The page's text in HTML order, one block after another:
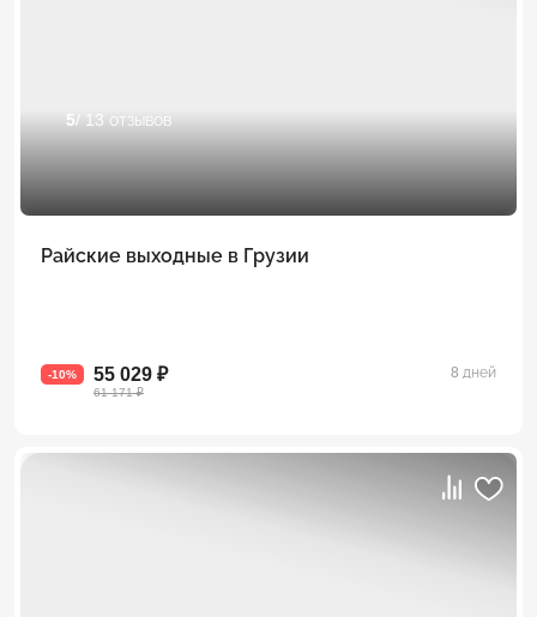
5/ 13 отзывов
Райские выходные в Грузии
-10% 55 029 ₽
61 171 ₽
8 дней